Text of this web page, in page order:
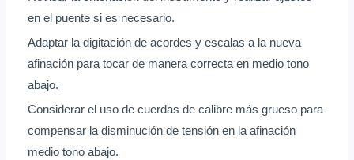
en el puente si es necesario.
Adaptar la digitación de acordes y escalas a la nueva
afinación para tocar de manera correcta en medio tono
abajo.
Considerar el uso de cuerdas de calibre más grueso para
compensar la disminución de tensión en la afinación
medio tono abajo.